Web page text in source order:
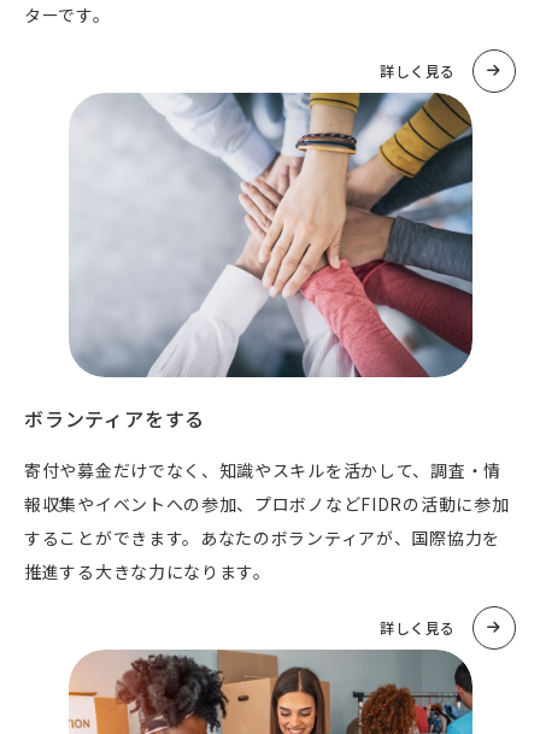
ターです。
詳しく見る
ボランティアをする
寄付や募金だけでなく、知識やスキルを活かして、調査・情
報収集やイベントへの参加、プロボノなどFIDRの活動に参加
することができます。あなたのボランティアが、国際協力を
推進する大きな力になります。
詳しく見る